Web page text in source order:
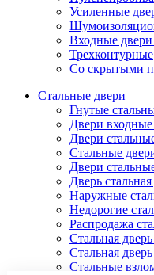
Усиленные
Входные двери
Трехконтурные
Со скрытыми
Стальные двери
Гнутые
Двери входные
Двери
Стальные
Двери
Дверь
Наружные
Недорогие
Распродажа
Стальная
Стальная
Стальные